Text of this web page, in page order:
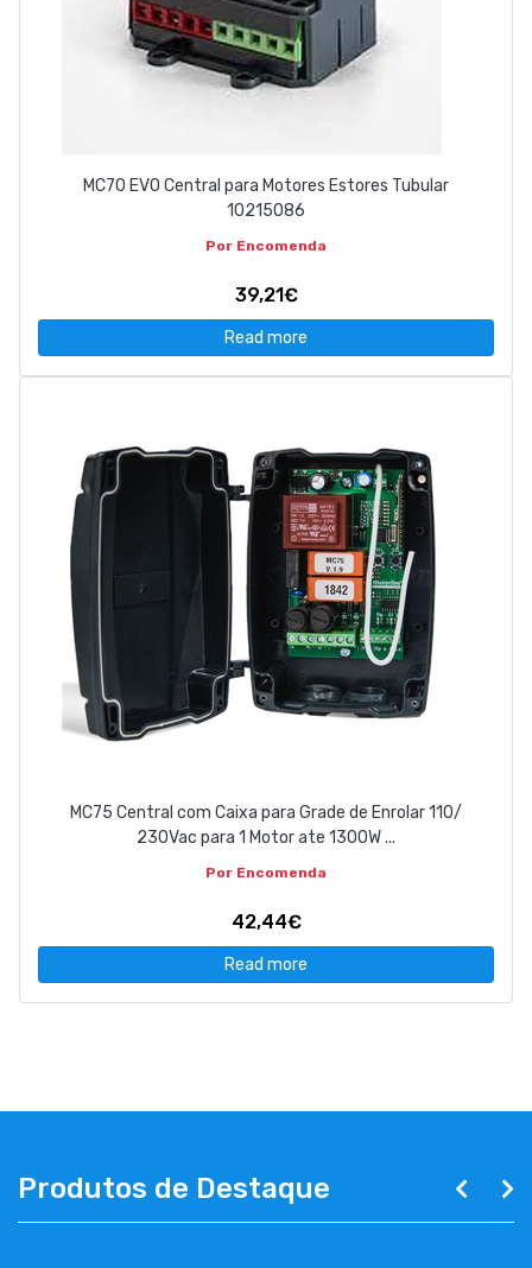
MC70 EVO Central para Motores Estores Tubular
10215086
Por Encomenda
39,21€
Read more
MC75 Central com Caixa para Grade de Enrolar 110/
230Vac para 1 Motor ate 1300W ...
Por Encomenda
42,44€
Read more
Produtos de Destaque